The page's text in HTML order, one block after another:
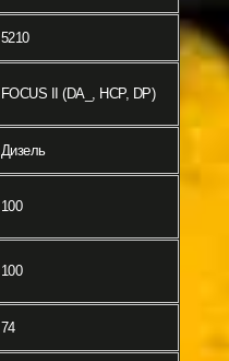
5210
FOCUS II (DA_, HCP, DP)
Дизель
100
100
74